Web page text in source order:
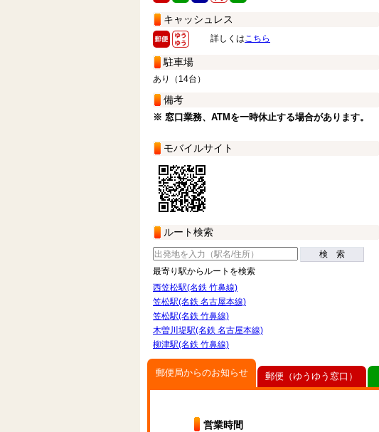
キャッシュレス
詳しくはこちら
駐車場
あり（14台）
備考
※ 窓口業務、ATMを一時休止する場合があります。
モバイルサイト
ルート検索
検 索
最寄り駅からルートを検索
西笠松駅(名鉄 竹鼻線)
笠松駅(名鉄 名古屋本線)
笠松駅(名鉄 竹鼻線)
木曽川堤駅(名鉄 名古屋本線)
柳津駅(名鉄 竹鼻線)
郵便局からのお知らせ
営業時間
郵便（ゆうゆう窓口）